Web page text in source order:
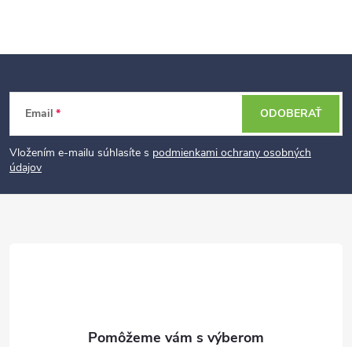
t
Email
Vložením e-mailu súhlasíte s podmienkami ochrany osobných
údajov
ODOBERAŤ